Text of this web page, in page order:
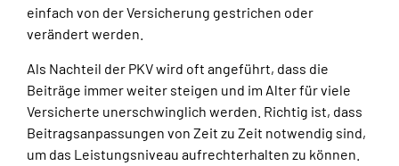
einfach von der Versicherung gestrichen oder
verändert werden.
Als Nachteil der PKV wird oft angeführt, dass die
Beiträge immer weiter steigen und im Alter für viele
Versicherte unerschwinglich werden. Richtig ist, dass
Beitragsanpassungen von Zeit zu Zeit notwendig sind,
um das Leistungsniveau aufrechterhalten zu können.